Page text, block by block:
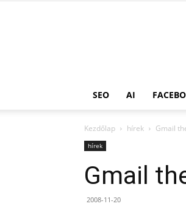
SEO AI
Kezdőlap hírek Gmail
hírek
Gmail
2008-11-20